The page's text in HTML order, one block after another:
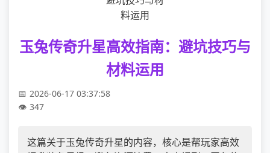
玉兔传奇升星高效指南：避坑技巧与
材料运用
2026-06-17 03:37:58
347
这篇关于玉兔传奇升星的内容，核心是帮玩家高效